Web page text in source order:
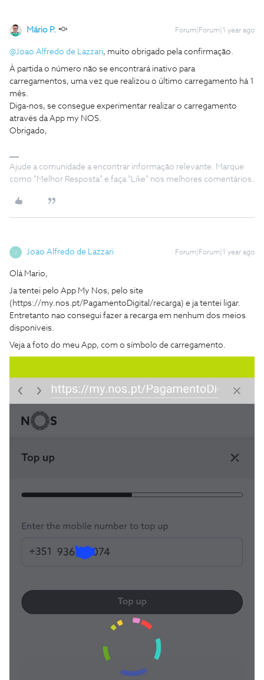
Mário P. Forum|Forum|1 year ago
@Joao Alfredo de Lazzari, muito obrigado pela confirmação.
À partida o número não se encontrará inativo para
carregamentos, uma vez que realizou o último carregamento há 1
mês.
Diga-nos, se consegue experimentar realizar o carregamento
através da App my NOS.
Obrigado,
Ajude a comunidade a encontrar informação relevante. Marque
como "Melhor Resposta" e faça "Like" nos melhores comentários.
J Joao Alfredo de Lazzari Forum|Forum|1 year ago
Olá Mario,
Ja tentei pelo App My Nos, pelo site
(https://my.nos.pt/PagamentoDigital/recarga) e ja tentei ligar.
Entretanto nao consegui fazer a recarga em nenhum dos meios
disponíveis.
Veja a foto do meu App, com o símbolo de carregamento.